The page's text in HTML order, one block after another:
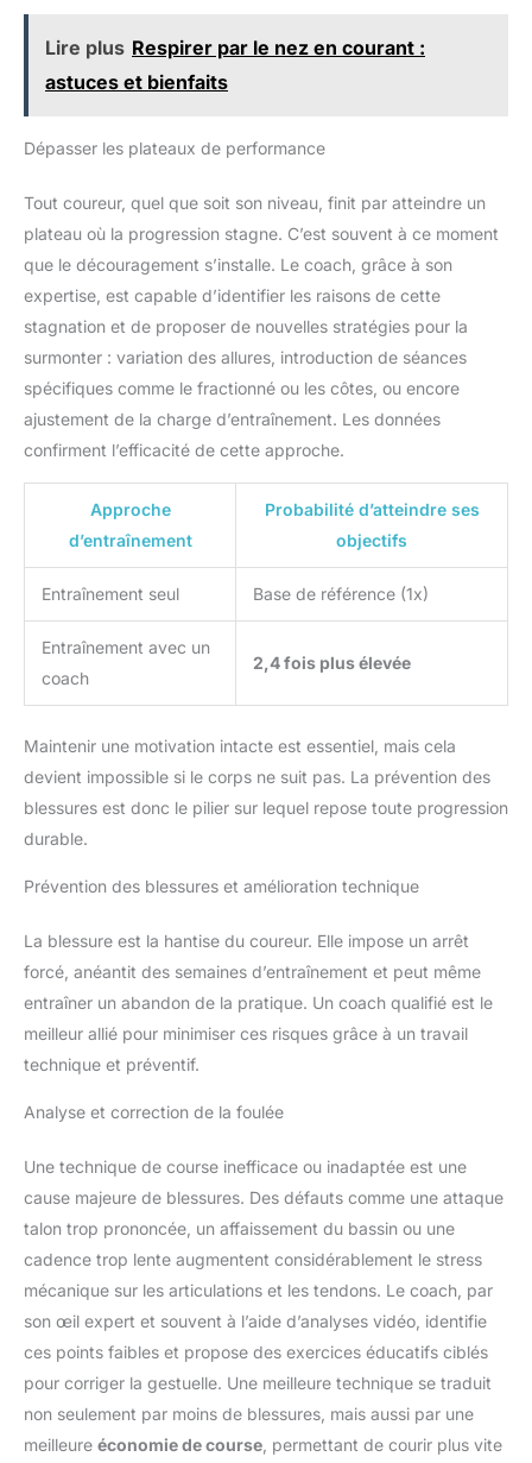
Lire plus Respirer par le nez en courant :
astuces et bienfaits
Dépasser les plateaux de performance
Tout coureur, quel que soit son niveau, finit par atteindre un
plateau où la progression stagne. C’est souvent à ce moment
que le découragement s’installe. Le coach, grâce à son
expertise, est capable d’identifier les raisons de cette
stagnation et de proposer de nouvelles stratégies pour la
surmonter : variation des allures, introduction de séances
spécifiques comme le fractionné ou les côtes, ou encore
ajustement de la charge d’entraînement. Les données
confirment l’efficacité de cette approche.
Approche
d’entraînement
Probabilité d’atteindre ses
objectifs
Entraînement seul Base de référence (1x)
Entraînement avec un
coach
2,4 fois plus élevée
Maintenir une motivation intacte est essentiel, mais cela
devient impossible si le corps ne suit pas. La prévention des
blessures est donc le pilier sur lequel repose toute progression
durable.
Prévention des blessures et amélioration technique
La blessure est la hantise du coureur. Elle impose un arrêt
forcé, anéantit des semaines d’entraînement et peut même
entraîner un abandon de la pratique. Un coach qualifié est le
meilleur allié pour minimiser ces risques grâce à un travail
technique et préventif.
Analyse et correction de la foulée
Une technique de course inefficace ou inadaptée est une
cause majeure de blessures. Des défauts comme une attaque
talon trop prononcée, un affaissement du bassin ou une
cadence trop lente augmentent considérablement le stress
mécanique sur les articulations et les tendons. Le coach, par
son œil expert et souvent à l’aide d’analyses vidéo, identifie
ces points faibles et propose des exercices éducatifs ciblés
pour corriger la gestuelle. Une meilleure technique se traduit
non seulement par moins de blessures, mais aussi par une
meilleure économie de course , permettant de courir plus vite